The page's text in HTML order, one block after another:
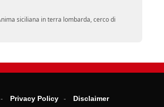
siciliana in terra lombarda, cerco di
Privacy Policy Disclaimer